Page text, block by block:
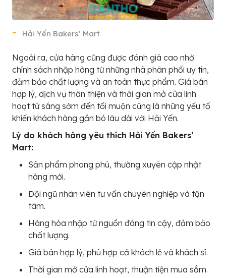
Hải Yến Bakers’ Mart
Ngoài ra, cửa hàng cũng được đánh giá cao nhờ
chính sách nhập hàng từ những nhà phân phối uy tín,
đảm bảo chất lượng và an toàn thực phẩm. Giá bán
hợp lý, dịch vụ thân thiện và thời gian mở cửa linh
hoạt từ sáng sớm đến tối muộn cũng là những yếu tố
khiến khách hàng gắn bó lâu dài với Hải Yến.
Lý do khách hàng yêu thích Hải Yến Bakers’
Mart:
Sản phẩm phong phú, thường xuyên cập nhật
hàng mới.
Đội ngũ nhân viên tư vấn chuyên nghiệp và tận
tâm.
Hàng hóa nhập từ nguồn đáng tin cậy, đảm bảo
chất lượng.
Giá bán hợp lý, phù hợp cả khách lẻ và khách sỉ.
Thời gian mở cửa linh hoạt, thuận tiện mua sắm.